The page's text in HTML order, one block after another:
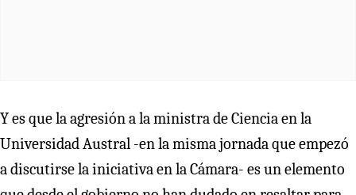
Y es que la agresión a la ministra de Ciencia en la
Universidad Austral -en la misma jornada que empezó
a discutirse la iniciativa en la Cámara- es un elemento